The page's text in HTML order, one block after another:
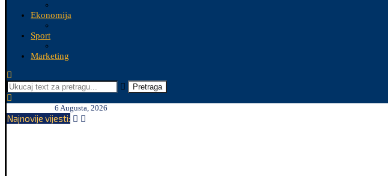
Ekonomija
Sport
Marketing
Pretraga
6 Augusta, 2026
Najnovije vijesti: